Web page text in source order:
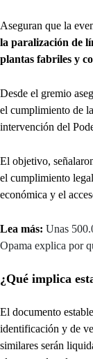
Aseguran que la
la paralización de
plantas fabriles y
Desde el gremio
el cumplimiento de
intervención del
El objetivo,
el cumplimiento
económica y el
Lea más: Unas
Opama explica por
¿Qué implica
El documento
identificación y de
similares serán